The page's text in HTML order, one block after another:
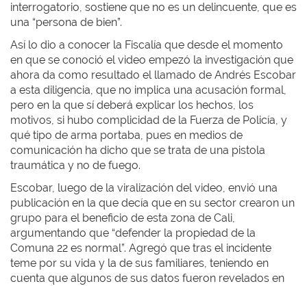
interrogatorio, sostiene que no es un delincuente, que es
una “persona de bien”.
Así lo dio a conocer la Fiscalía que desde el momento
en que se conoció el video empezó la investigación que
ahora da como resultado el llamado de Andrés Escobar
a esta diligencia, que no implica una acusación formal,
pero en la que sí deberá explicar los hechos, los
motivos, si hubo complicidad de la Fuerza de Policía, y
qué tipo de arma portaba, pues en medios de
comunicación ha dicho que se trata de una pistola
traumática y no de fuego.
Escobar, luego de la viralización del video, envió una
publicación en la que decía que en su sector crearon un
grupo para el beneficio de esta zona de Cali,
argumentando que “defender la propiedad de la
Comuna 22 es normal”. Agregó que tras el incidente
teme por su vida y la de sus familiares, teniendo en
cuenta que algunos de sus datos fueron revelados en